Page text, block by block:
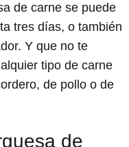
de carne se puede
tres días, o también
Y que no te
tipo de carne
de pollo o de
de